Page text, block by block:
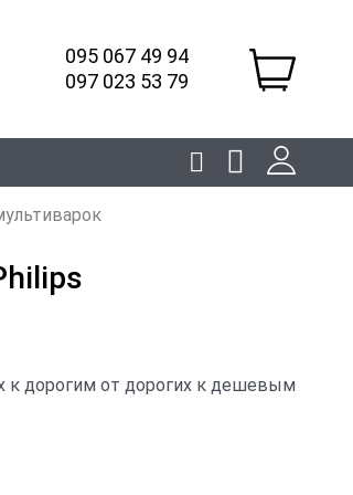
095 067 49 94
097 023 53 79
к дорогим от дорогих к дешевым